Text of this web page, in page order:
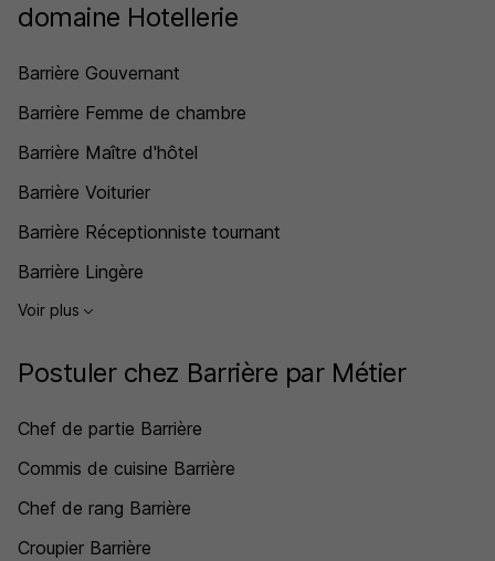
domaine Hotellerie
Barrière Gouvernant
Barrière Femme de chambre
Barrière Maître d'hôtel
Barrière Voiturier
Barrière Réceptionniste tournant
Barrière Lingère
Voir plus
Postuler chez Barrière par Métier
Chef de partie Barrière
Commis de cuisine Barrière
Chef de rang Barrière
Croupier Barrière